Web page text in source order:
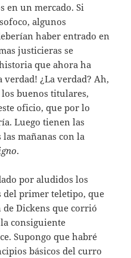
en un mercado. Si
algunos
haber entrado en
justicieras se
que ahora ha
¿La verdad? Ah,
buenos titulares,
oficio, que por lo
Luego tienen las
las mañanas con la
.
por aludidos los
del primer teletipo, que
Dickens que corrió
consiguiente
Supongo que habré
básicos del curro